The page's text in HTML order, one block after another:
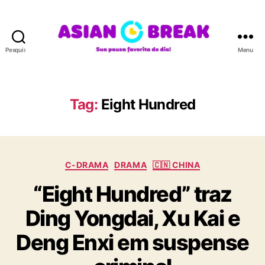
Pesquisar
A
N
R
A
Menu
Tag: Eight Hundred
C
t
e
g
o
r
i
C-DRAMA DRAMA 🇨🇳 CHINA
“Eight Hundred” traz
Ding Yongdai, Xu Kai e
Deng Enxi em suspense